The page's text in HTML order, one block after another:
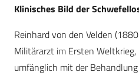
Klinisches Bild der
Reinhard von den Velden
Militärarzt im Ersten
umfänglich mit der